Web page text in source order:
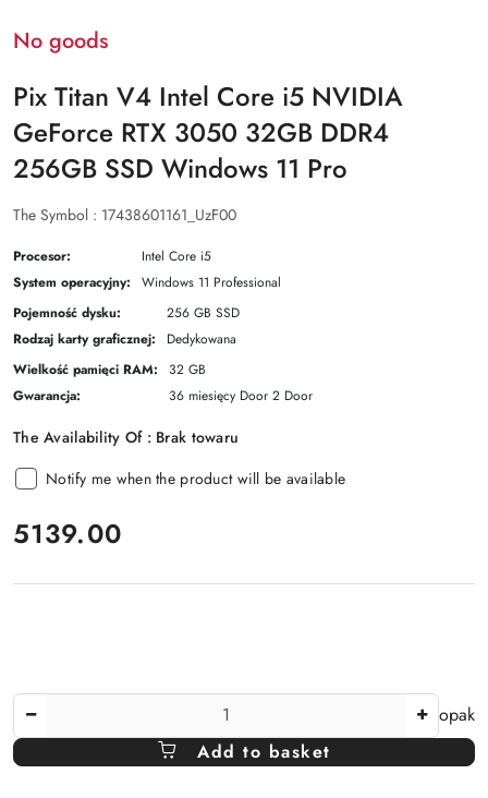
No goods
Pix Titan V4 Intel Core i5 NVIDIA
GeForce RTX 3050 32GB DDR4
256GB SSD Windows 11 Pro
The Symbol : 17438601161_UzF00
Procesor:
Intel Core i5
System operacyjny:
Windows 11 Professional
Pojemność dysku:
256 GB SSD
Rodzaj karty graficznej:
Dedykowana
Wielkość pamięci RAM:
32 GB
Gwarancja:
36 miesięcy Door 2 Door
The Availability Of : Brak towaru
Notify me when the product will be available
price:
5139.00
Of
opak
Add to basket